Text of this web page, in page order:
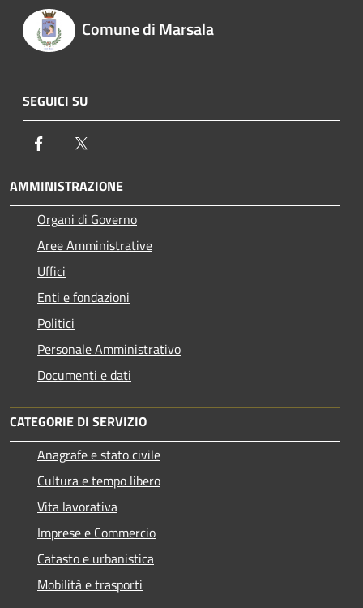
Comune di Marsala
SEGUICI SU
Facebook
AMMINISTRAZIONE
Organi di Governo
Aree Amministrative
Uffici
Enti e fondazioni
Politici
Personale Amministrativo
Documenti e dati
CATEGORIE DI SERVIZIO
Anagrafe e stato civile
Cultura e tempo libero
Vita lavorativa
Imprese e Commercio
Catasto e urbanistica
Mobilità e trasporti